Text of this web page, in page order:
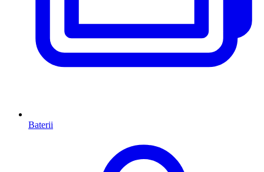
Baterii